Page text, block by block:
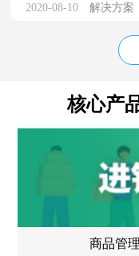
2020-08-10 解决方案
核心产
商品管